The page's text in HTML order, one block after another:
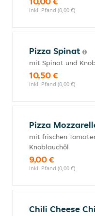
inkl. Pfand (0,00 €)
Pizza Spinat
mit Spinat und
10,50 €
inkl. Pfand (0,00 €)
Pizza
mit frischen
Knoblauchöl
9,00 €
inkl. Pfand (0,00 €)
Chili Cheese